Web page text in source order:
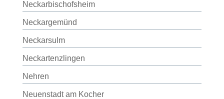
Neckarbischofsheim
Neckargemünd
Neckarsulm
Neckartenzlingen
Nehren
Neuenstadt am Kocher